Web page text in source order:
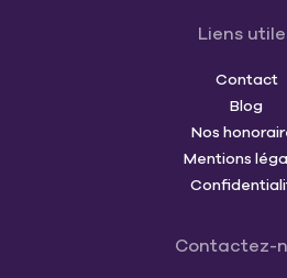
Liens
Contact
Blog
Nos
Mentions
Contactez-